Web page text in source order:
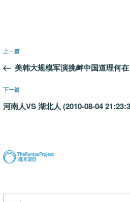
文
导
航
上
一
文
章
上一篇
美韩大规模军演挑衅中国道理何在
下
一
下一篇
河南人VS 湖北人 (2010-08-04